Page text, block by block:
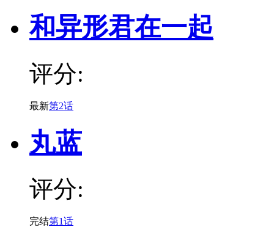
和异形君在一起
评分:
最新第2话
丸蓝
评分:
完结第1话